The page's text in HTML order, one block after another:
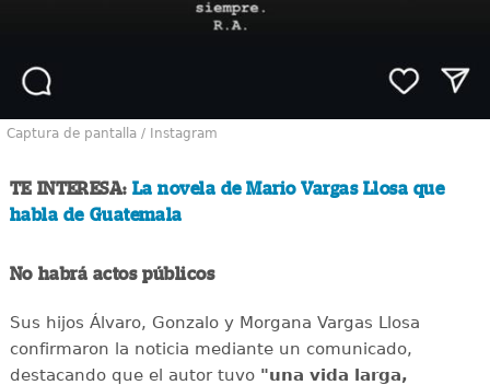
Captura de pantalla / Instagram
TE INTERESA: La novela de Mario Vargas Llosa que
habla de Guatemala
No habrá actos públicos
Sus hijos Álvaro, Gonzalo y Morgana Vargas Llosa
confirmaron la noticia mediante un comunicado,
destacando que el autor tuvo "una vida larga,